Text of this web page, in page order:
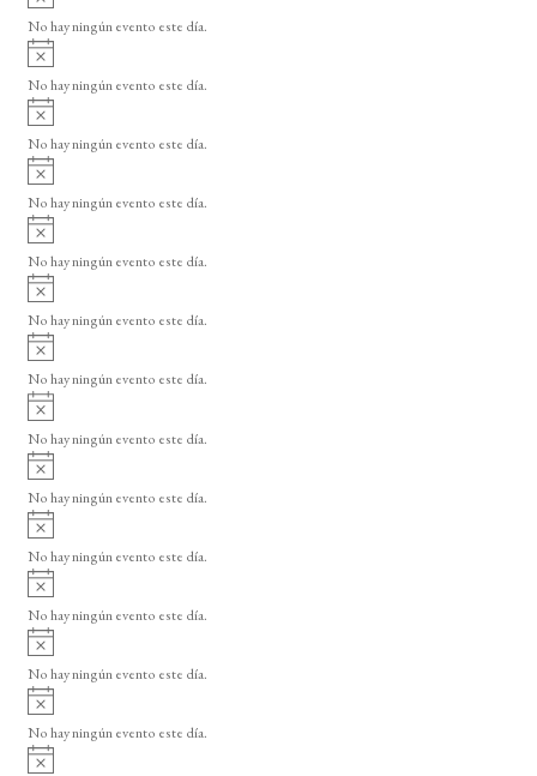
o
v
i
o
No hay ningún evento este día.
A
v
i
o
No hay ningún evento este día.
A
v
i
o
No hay ningún evento este día.
A
v
i
o
No hay ningún evento este día.
A
v
i
o
No hay ningún evento este día.
A
v
i
o
No hay ningún evento este día.
A
v
i
o
No hay ningún evento este día.
A
v
i
o
No hay ningún evento este día.
A
v
i
o
No hay ningún evento este día.
A
v
i
o
No hay ningún evento este día.
A
v
i
o
No hay ningún evento este día.
A
v
i
o
No hay ningún evento este día.
A
v
i
No hay ningún evento este día.
A